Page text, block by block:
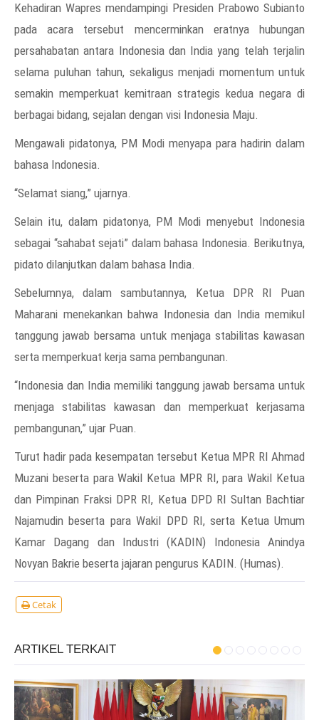
Kehadiran Wapres mendampingi Presiden Prabowo Subianto
pada acara tersebut mencerminkan eratnya hubungan
persahabatan antara Indonesia dan India yang telah terjalin
selama puluhan tahun, sekaligus menjadi momentum untuk
semakin memperkuat kemitraan strategis kedua negara di
berbagai bidang, sejalan dengan visi Indonesia Maju.
Mengawali pidatonya, PM Modi menyapa para hadirin dalam
bahasa Indonesia.
“Selamat siang,” ujarnya.
Selain itu, dalam pidatonya, PM Modi menyebut Indonesia
sebagai “sahabat sejati” dalam bahasa Indonesia. Berikutnya,
pidato dilanjutkan dalam bahasa India.
Sebelumnya, dalam sambutannya, Ketua DPR RI Puan
Maharani menekankan bahwa Indonesia dan India memikul
tanggung jawab bersama untuk menjaga stabilitas kawasan
serta memperkuat kerja sama pembangunan.
“Indonesia dan India memiliki tanggung jawab bersama untuk
menjaga stabilitas kawasan dan memperkuat kerjasama
pembangunan,” ujar Puan.
Turut hadir pada kesempatan tersebut Ketua MPR RI Ahmad
Muzani beserta para Wakil Ketua MPR RI, para Wakil Ketua
dan Pimpinan Fraksi DPR RI, Ketua DPD RI Sultan Bachtiar
Najamudin beserta para Wakil DPD RI, serta Ketua Umum
Kamar Dagang dan Industri (KADIN) Indonesia Anindya
Novyan Bakrie beserta jajaran pengurus KADIN. (Humas).
Cetak
ARTIKEL TERKAIT